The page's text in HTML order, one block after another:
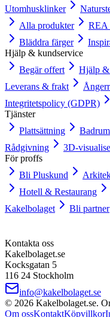
Utomhusklinker
Alla produkter
REA
Bläddra färger
Hjälp & kundservice
Begär offert
Hjälp
Leverans & frakt
Integritetspolicy (GDPR)
Tjänster
Plattsättning
Rådgivning
3D-
För proffs
Bli Pluskund
Hotell & Restaurang
Kakelbolaget
Bli partner
Kontakta oss
Kakelbolaget.se
Kocksgatan 5
116 24 Stockholm
info@kakelbolaget.se
© 2026 Kakelbolaget.se.
Om ossKontaktKöpvillkor